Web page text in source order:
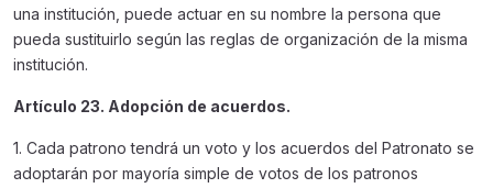
una institución, puede actuar en su nombre la persona que
pueda sustituirlo según las reglas de organización de la misma
institución.
Artículo 23. Adopción de acuerdos.
1. Cada patrono tendrá un voto y los acuerdos del Patronato se
adoptarán por mayoría simple de votos de los patronos